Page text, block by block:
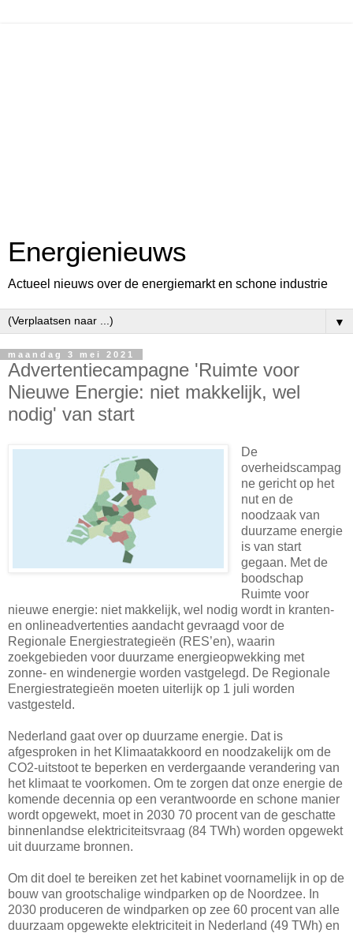
Energienieuws
Actueel nieuws over de energiemarkt en schone industrie
▼
maandag 3 mei 2021
Advertentiecampagne 'Ruimte voor
Nieuwe Energie: niet makkelijk, wel
nodig' van start
De
overheidscampag
ne gericht op het
nut en de
noodzaak van
duurzame energie
is van start
gegaan. Met de
boodschap
Ruimte voor
nieuwe energie: niet makkelijk, wel nodig wordt in kranten-
en onlineadvertenties aandacht gevraagd voor de
Regionale Energiestrategieën (RES’en), waarin
zoekgebieden voor duurzame energieopwekking met
zonne- en windenergie worden vastgelegd. De Regionale
Energiestrategieën moeten uiterlijk op 1 juli worden
vastgesteld.
Nederland gaat over op duurzame energie. Dat is
afgesproken in het Klimaatakkoord en noodzakelijk om de
CO2-uitstoot te beperken en verdergaande verandering van
het klimaat te voorkomen. Om te zorgen dat onze energie de
komende decennia op een verantwoorde en schone manier
wordt opgewekt, moet in 2030 70 procent van de geschatte
binnenlandse elektriciteitsvraag (84 TWh) worden opgewekt
uit duurzame bronnen.
Om dit doel te bereiken zet het kabinet voornamelijk in op de
bouw van grootschalige windparken op de Noordzee. In
2030 produceren de windparken op zee 60 procent van alle
duurzaam opgewekte elektriciteit in Nederland (49 TWh) en